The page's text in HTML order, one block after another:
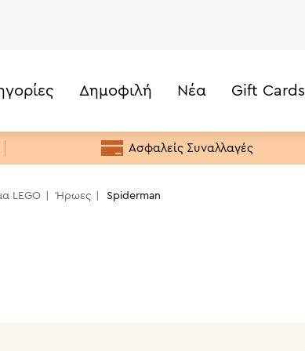
Κάτω από 20€
20€ -50€
Δημοφιλή Νέα Gift Cards
Ασφαλείς Συναλλαγές
LEGO Ήρωες Spiderman